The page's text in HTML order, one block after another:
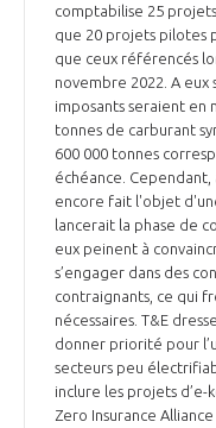
comptabilise 25
que 20 projets pilotes
que ceux référencés
novembre 2022. A eux
imposants seraient en
tonnes de carburant
600 000 tonnes
échéance.
encore fait l'objet
lancerait la phase de
eux peinent à
s’engager dans des
contraignants, ce qui
nécessaires. T&E
donner priorité pour
secteurs peu
inclure les projets
Zero Insurance